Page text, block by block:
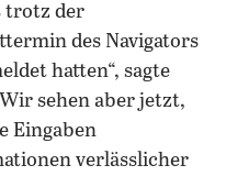
trotz der
des Navigators
hatten“, sagte
sehen aber jetzt,
Eingaben
verlässlicher